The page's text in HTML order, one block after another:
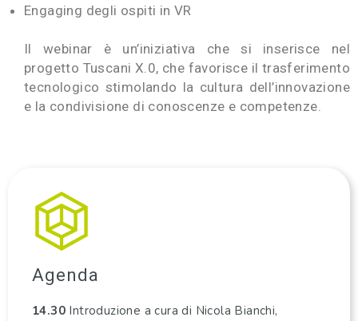
Engaging degli ospiti in VR
Il webinar è un’iniziativa che si inserisce nel
progetto Tuscani X.0, che favorisce il trasferimento
tecnologico stimolando la cultura dell’innovazione
e la condivisione di conoscenze e competenze.
Agenda
14.30 Introduzione a cura di Nicola Bianchi,